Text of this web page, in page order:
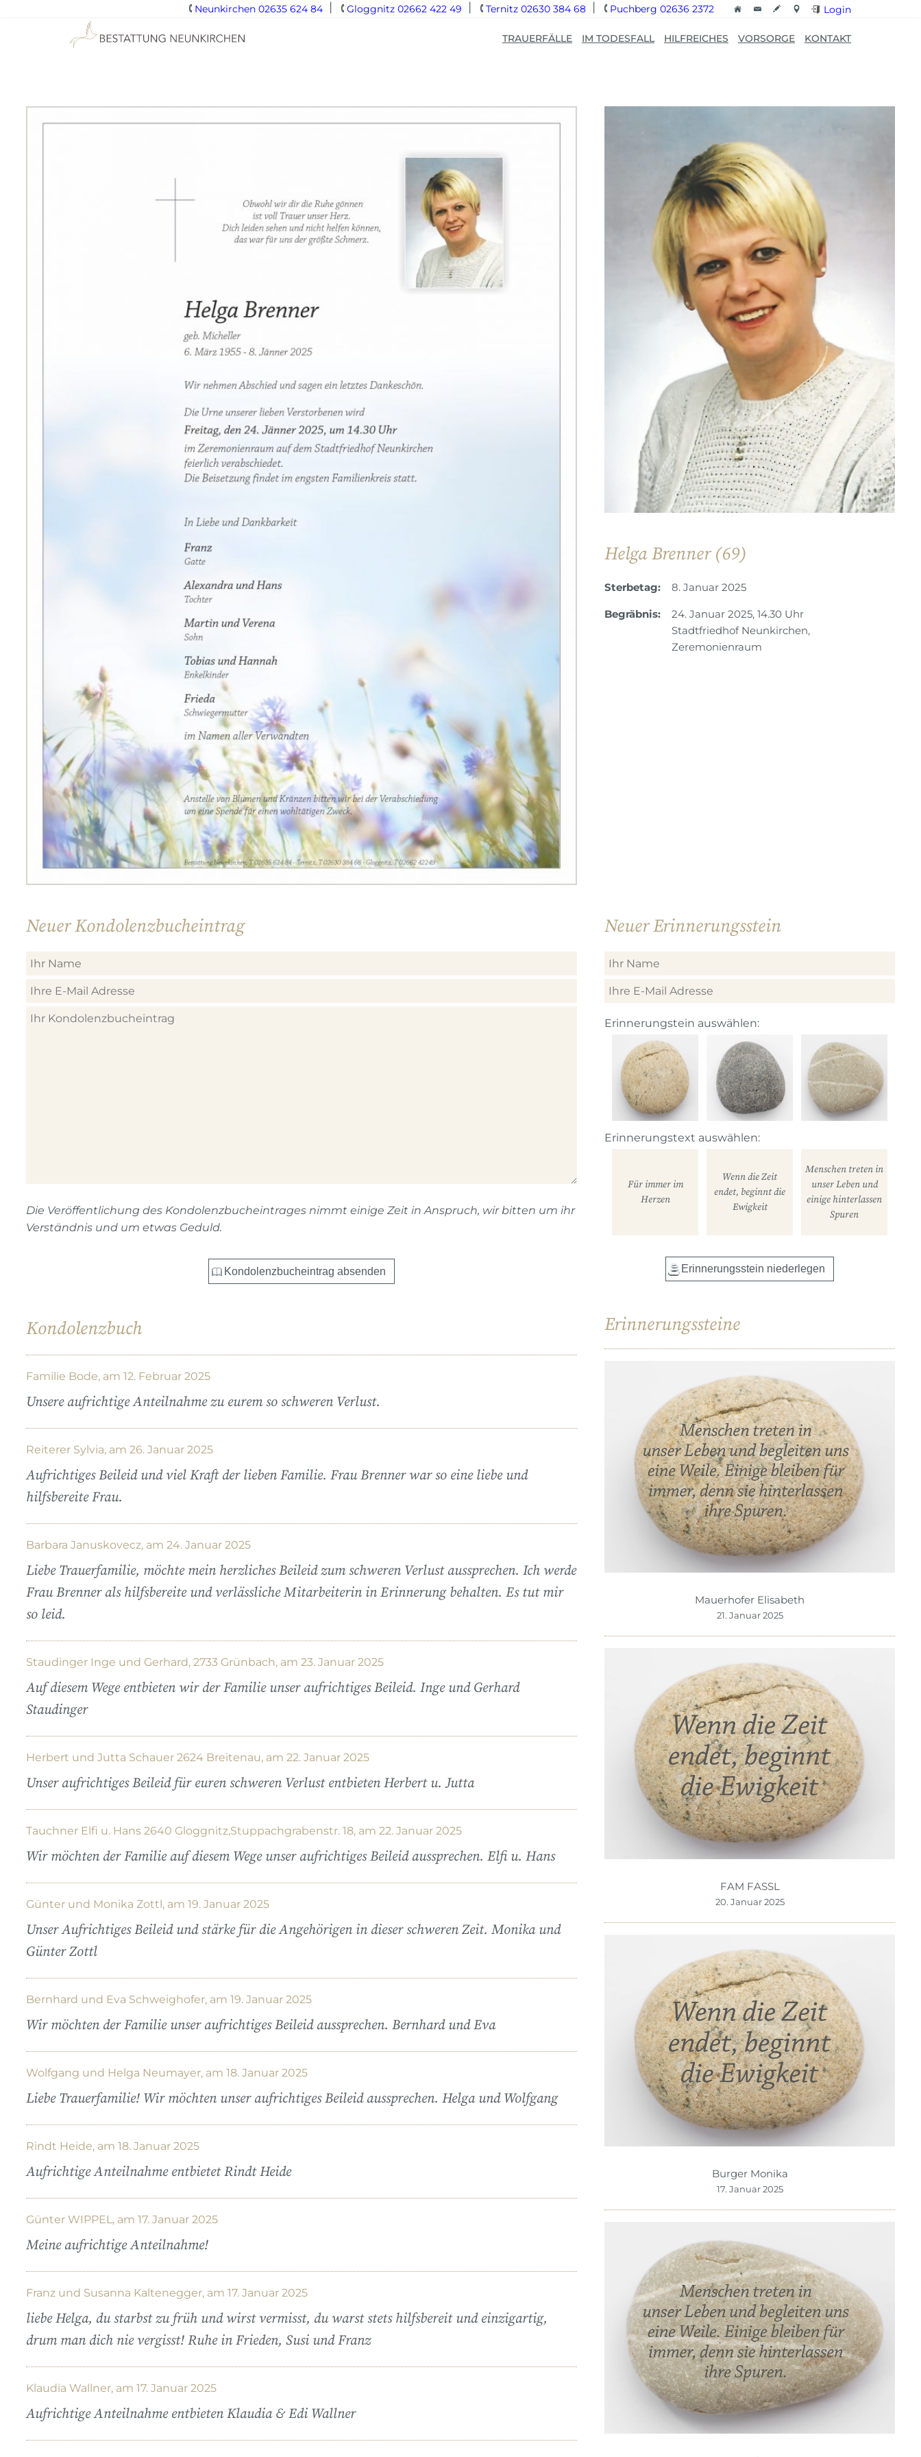
Neunkirchen 02635 624 84 Gloggnitz 02662 422 49 Ternitz 02630 384 68 Puchberg 02636 2372 Login
TRAUERFÄLLE IM TODESFALL HILFREICHES VORSORGE KONTAKT
Helga Brenner (69)
Sterbetag: 8. Januar 2025
Begräbnis:
24. Januar 2025, 14.30 Uhr
Stadtfriedhof Neunkirchen,
Zeremonienraum
Neuer Kondolenzbucheintrag
Die Veröffentlichung des Kondolenzbucheintrages nimmt einige Zeit in Anspruch, wir bitten um ihr
Verständnis und um etwas Geduld.
Kondolenzbuch
Familie Bode, am 12. Februar 2025
Unsere aufrichtige Anteilnahme zu eurem so schweren Verlust.
Reiterer Sylvia, am 26. Januar 2025
Aufrichtiges Beileid und viel Kraft der lieben Familie. Frau Brenner war so eine liebe und
hilfsbereite Frau.
Barbara Januskovecz, am 24. Januar 2025
Liebe Trauerfamilie, möchte mein herzliches Beileid zum schweren Verlust aussprechen. Ich werde
Frau Brenner als hilfsbereite und verlässliche Mitarbeiterin in Erinnerung behalten. Es tut mir
so leid.
Staudinger Inge und Gerhard, 2733 Grünbach, am 23. Januar 2025
Auf diesem Wege entbieten wir der Familie unser aufrichtiges Beileid. Inge und Gerhard
Staudinger
Herbert und Jutta Schauer 2624 Breitenau, am 22. Januar 2025
Unser aufrichtiges Beileid für euren schweren Verlust entbieten Herbert u. Jutta
Tauchner Elfi u. Hans 2640 Gloggnitz,Stuppachgrabenstr. 18, am 22. Januar 2025
Wir möchten der Familie auf diesem Wege unser aufrichtiges Beileid aussprechen. Elfi u. Hans
Günter und Monika Zottl, am 19. Januar 2025
Unser Aufrichtiges Beileid und stärke für die Angehörigen in dieser schweren Zeit. Monika und
Günter Zottl
Bernhard und Eva Schweighofer, am 19. Januar 2025
Wir möchten der Familie unser aufrichtiges Beileid aussprechen. Bernhard und Eva
Wolfgang und Helga Neumayer, am 18. Januar 2025
Liebe Trauerfamilie! Wir möchten unser aufrichtiges Beileid aussprechen. Helga und Wolfgang
Rindt Heide, am 18. Januar 2025
Aufrichtige Anteilnahme entbietet Rindt Heide
Günter WIPPEL, am 17. Januar 2025
Meine aufrichtige Anteilnahme!
Franz und Susanna Kaltenegger, am 17. Januar 2025
liebe Helga, du starbst zu früh und wirst vermisst, du warst stets hilfsbereit und einzigartig,
drum man dich nie vergisst! Ruhe in Frieden, Susi und Franz
Klaudia Wallner, am 17. Januar 2025
Aufrichtige Anteilnahme entbieten Klaudia & Edi Wallner
Neuer Erinnerungsstein
Erinnerungstein auswählen:
Erinnerungstext auswählen:
Für immer im
Herzen
Wenn die Zeit
endet, beginnt die
Ewigkeit
Menschen treten in
unser Leben und
einige hinterlassen
Spuren
Erinnerungssteine
Mauerhofer Elisabeth
21. Januar 2025
FAM FASSL
20. Januar 2025
Burger Monika
17. Januar 2025